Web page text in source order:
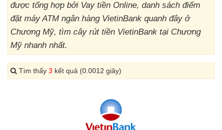
được tổng hợp bởi Vay tiền Online, danh sách điểm
đặt máy ATM ngân hàng VietinBank quanh đây ở
Chương Mỹ, tìm cây rút tiền VietinBank tại Chương
Mỹ nhanh nhất.
Tìm thấy 3 kết quả (0.0012 giây)